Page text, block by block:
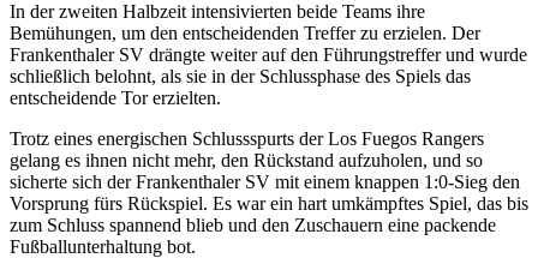
In der zweiten Halbzeit intensivierten beide Teams ihre
Bemühungen, um den entscheidenden Treffer zu erzielen. Der
Frankenthaler SV drängte weiter auf den Führungstreffer und wurde
schließlich belohnt, als sie in der Schlussphase des Spiels das
entscheidende Tor erzielten.
Trotz eines energischen Schlussspurts der Los Fuegos Rangers
gelang es ihnen nicht mehr, den Rückstand aufzuholen, und so
sicherte sich der Frankenthaler SV mit einem knappen 1:0-Sieg den
Vorsprung fürs Rückspiel. Es war ein hart umkämpftes Spiel, das bis
zum Schluss spannend blieb und den Zuschauern eine packende
Fußballunterhaltung bot.